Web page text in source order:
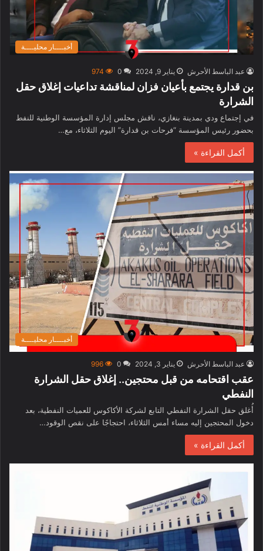
أخبــــار محليــــة
عبد الباسط الأحرش يناير 9, 2024 0
974
بن قدارة يجتمع بأعيان فزان لمناقشة تداعيات إغلاق حقل
الشرارة
في إجتماع ودي بمدينة بنغازي، ناقش مجلس إدارة المؤسسة الوطنية للنفط
بحضور رئيس المؤسسة “فرحات بن قدارة” اليوم الثلاثاء، مع…
أكمل القراءة »
أخبــــار محليــــة
عبد الباسط الأحرش يناير 3, 2024 0
996
عقب اقتحامه من قبل محتجين.. إغلاق حقل الشرارة
النفطي
أُغلق حقل الشرارة النفطي التابع لشركة الأكاكوس للعميات النفطية، بعد
دخول المحتجين إليه مساء أمس الثلاثاء، احتجاجًا على نقص الوقود…
أكمل القراءة »